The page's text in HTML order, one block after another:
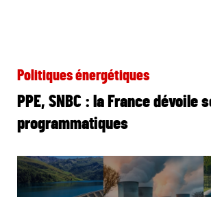
Politiques énergétiques
PPE, SNBC : la France dévoile
programmatiques